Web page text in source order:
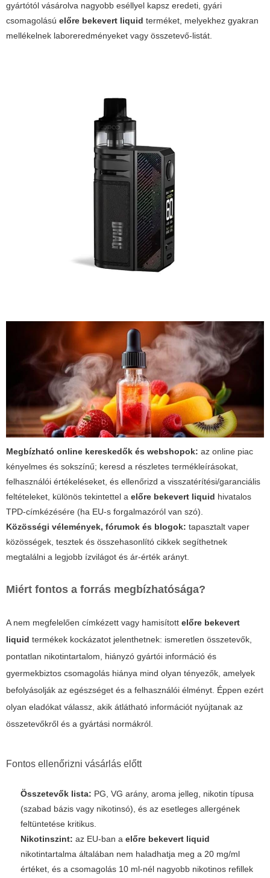
gyártótól vásárolva nagyobb eséllyel kapsz eredeti, gyári
csomagolású előre bekevert liquid terméket, melyekhez gyakran
mellékelnek laboreredményeket vagy összetevő-listát.
Megbízható online kereskedők és webshopok: az online piac
kényelmes és sokszínű; keresd a részletes termékleírásokat,
felhasználói értékeléseket, és ellenőrizd a visszatérítési/garanciális
feltételeket, különös tekintettel a előre bekevert liquid hivatalos
TPD-címkézésére (ha EU-s forgalmazóról van szó).
Közösségi vélemények, fórumok és blogok: tapasztalt vaper
közösségek, tesztek és összehasonlító cikkek segíthetnek
megtalálni a legjobb ízvilágot és ár-érték arányt.
Miért fontos a forrás megbízhatósága?
A nem megfelelően címkézett vagy hamisított előre bekevert
liquid termékek kockázatot jelenthetnek: ismeretlen összetevők,
pontatlan nikotintartalom, hiányzó gyártói információ és
gyermekbiztos csomagolás hiánya mind olyan tényezők, amelyek
befolyásolják az egészséget és a felhasználói élményt. Éppen ezért
olyan eladókat válassz, akik átlátható információt nyújtanak az
összetevőkről és a gyártási normákról.
Fontos ellenőrizni vásárlás előtt
Összetevők lista: PG, VG arány, aroma jelleg, nikotin típusa
(szabad bázis vagy nikotinsó), és az esetleges allergének
feltüntetése kritikus.
Nikotinszint: az EU-ban a előre bekevert liquid
nikotintartalma általában nem haladhatja meg a 20 mg/ml
értéket, és a csomagolás 10 ml-nél nagyobb nikotinos refillek